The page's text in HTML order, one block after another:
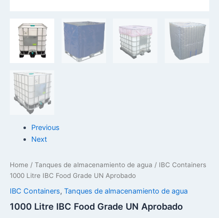
Previous
Next
Home / Tanques de almacenamiento de agua / IBC Containers
1000 Litre IBC Food Grade UN Aprobado
IBC Containers, Tanques de almacenamiento de agua
1000 Litre IBC Food Grade UN Aprobado